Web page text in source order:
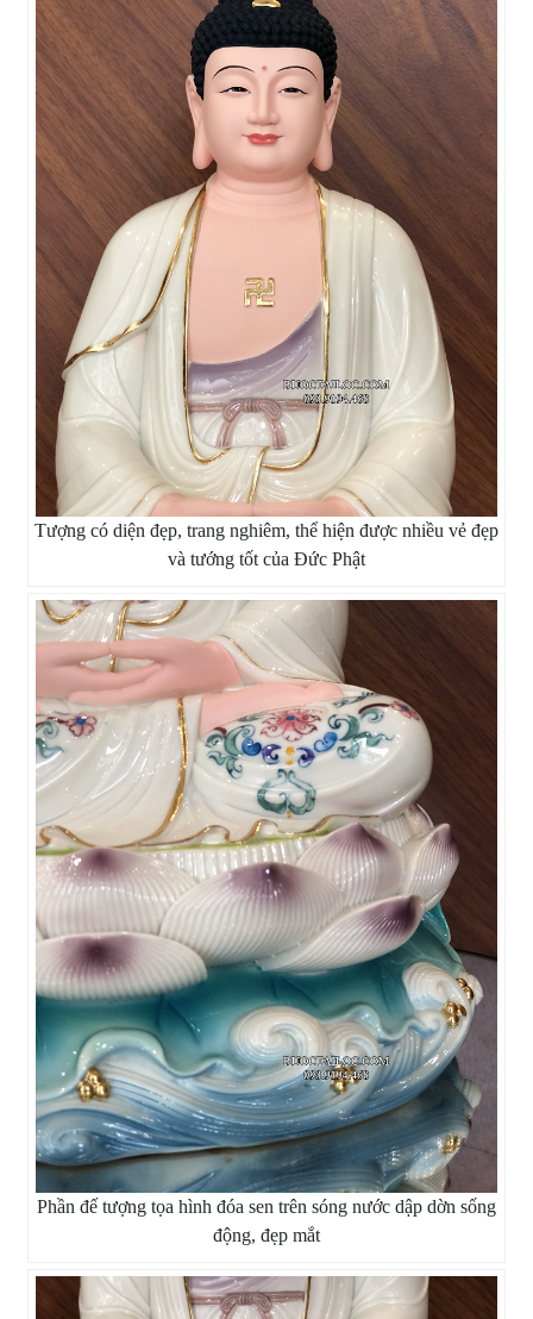
Tượng có diện đẹp, trang nghiêm, thể hiện được nhiều vẻ đẹp
và tướng tốt của Đức Phật
Phần đế tượng tọa hình đóa sen trên sóng nước dập dờn sống
động, đẹp mắt